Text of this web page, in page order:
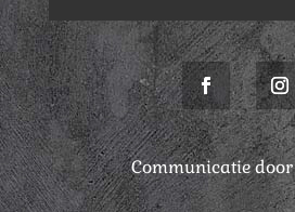
Communicatie door